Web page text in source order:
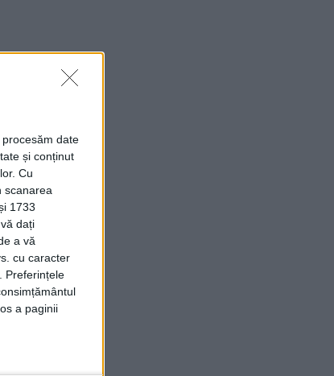
date
și conținut
Cu
scanarea
1733
dați
a vă
cu caracter
Preferințele
a paginii